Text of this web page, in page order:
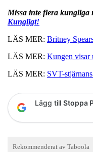
Missa inte flera kungliga
Kungligt!
LÄS MER: Britney
LÄS MER: Kungen visar
LÄS MER: SVT-
Lägg till Stoppa